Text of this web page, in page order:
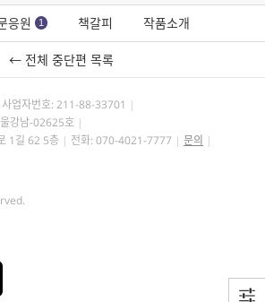
응원 1 책갈피 작품소개
← 전체 중단편 목록
사업자번호: 211-88-33701
강남-02625호
1길 62 5층
전화: 070-4021-7777
문의